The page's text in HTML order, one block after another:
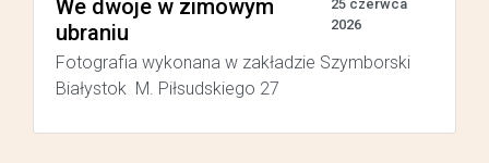
We dwoje w zimowym
ubraniu
25 czerwca
2026
Fotografia wykonana w zakładzie Szymborski
Białystok M. Piłsudskiego 27